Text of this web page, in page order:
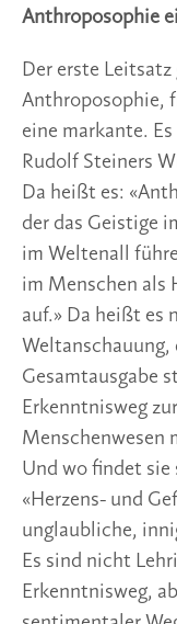
Anthroposophie
Der erste
Anthroposophie,
eine markante.
Rudolf Steiners
Da heißt es:
der das Geistige
im Weltenall
im Menschen als
auf.» Da heißt es
Gesamtausgabe
Erkenntnisweg
Menschenwesen
Und wo findet
«Herzens- und
unglaubliche,
Es sind nicht
Erkenntnisweg,